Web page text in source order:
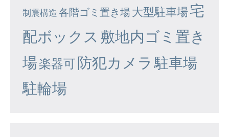
制震構造 各階ゴミ置き場大型駐車場宅
配ボックス 敷地内ゴミ置き
場楽器可防犯カメラ 駐車場
駐輪場